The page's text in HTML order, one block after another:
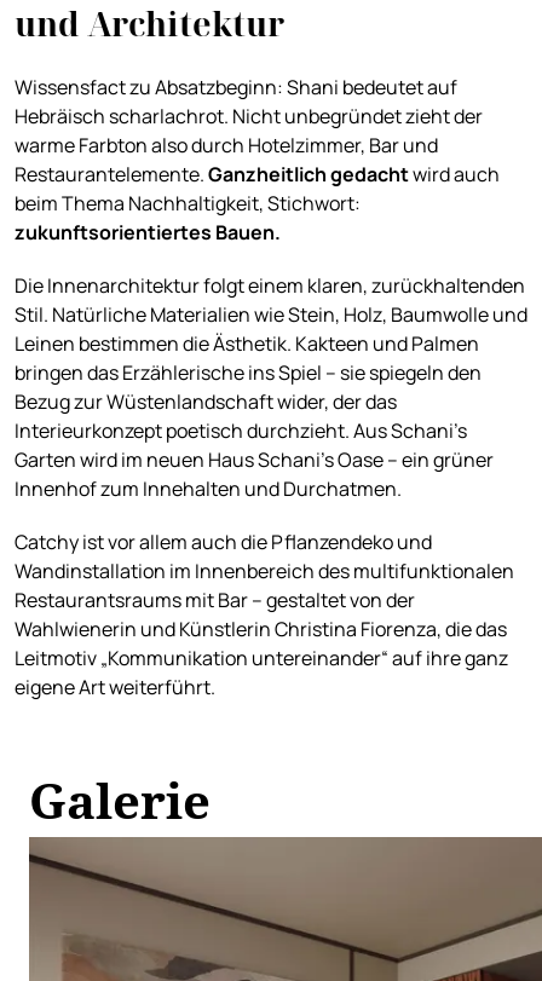
und Architektur
Wissensfact zu Absatzbeginn: Shani bedeutet auf
Hebräisch scharlachrot. Nicht unbegründet zieht der
warme Farbton also durch Hotelzimmer, Bar und
Restaurantelemente.Ganzheitlich gedachtwird auch
beim Thema Nachhaltigkeit, Stichwort:
zukunftsorientiertes Bauen.
Die Innenarchitektur folgt einem klaren, zurückhaltenden
Stil. Natürliche Materialien wie Stein, Holz, Baumwolle und
Leinen bestimmen die Ästhetik. Kakteen und Palmen
bringen das Erzählerische ins Spiel – sie spiegeln den
Bezug zur Wüstenlandschaft wider, der das
Interieurkonzept poetisch durchzieht. Aus Schani's
Garten wird im neuen Haus Schani's Oase – ein grüner
Innenhof zum Innehalten und Durchatmen.
Catchy ist vor allem auch die Pflanzendeko und
Wandinstallation im Innenbereich des multifunktionalen
Restaurantsraums mit Bar – gestaltet von der
Wahlwienerin und Künstlerin Christina Fiorenza, die das
Leitmotiv „Kommunikation untereinander“ auf ihre ganz
eigene Art weiterführt.
Galerie